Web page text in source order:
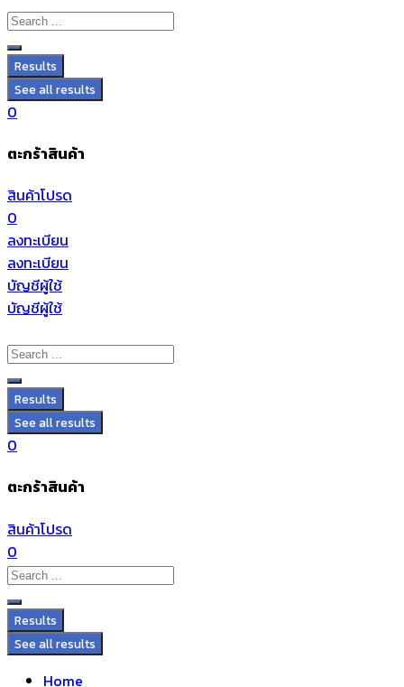
Results
See all results
0
ตะกร้าสินค้า
สินค้าโปรด
0
ลงทะเบียน
ลงทะเบียน
บัญชีผู้ใช้
บัญชีผู้ใช้
Results
See all results
0
ตะกร้าสินค้า
สินค้าโปรด
0
Results
See all results
Home